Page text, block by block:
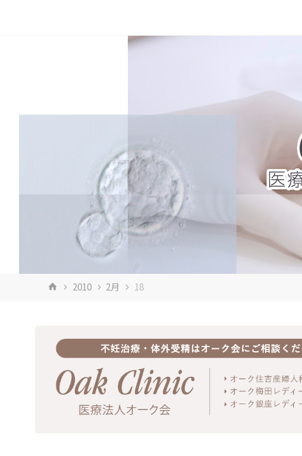
ホ 2010 2月 18